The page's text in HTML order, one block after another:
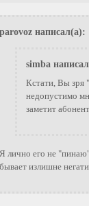
parovoz написал(а):
simba
Кстати, Вы зря
недопустимо
заметит
Я лично его не
бывает излишне